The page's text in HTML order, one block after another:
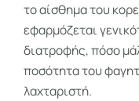
το αίσθημα του
εφαρμόζεται
διατροφής, πόσο
ποσότητα του
λαχταριστή.